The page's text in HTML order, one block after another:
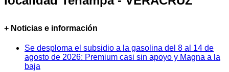
+ Noticias e información
Se desploma el subsidio a la gasolina del 8 al 14 de
agosto de 2026: Premium casi sin apoyo y Magna a la
baja